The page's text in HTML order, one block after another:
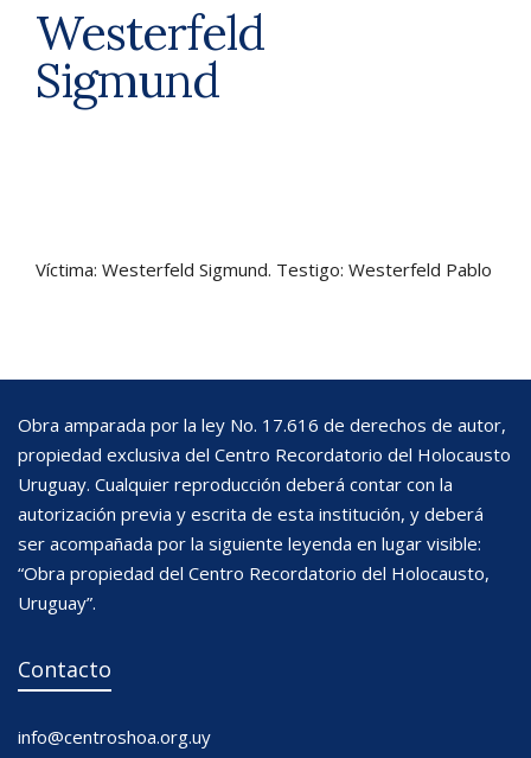
Westerfeld
Sigmund
Víctima: Westerfeld Sigmund. Testigo: Westerfeld Pablo
Obra amparada por la ley No. 17.616 de derechos de autor,
propiedad exclusiva del Centro Recordatorio del Holocausto
Uruguay. Cualquier reproducción deberá contar con la
autorización previa y escrita de esta institución, y deberá
ser acompañada por la siguiente leyenda en lugar visible:
“Obra propiedad del Centro Recordatorio del Holocausto,
Uruguay”.
Contacto
info@centroshoa.org.uy